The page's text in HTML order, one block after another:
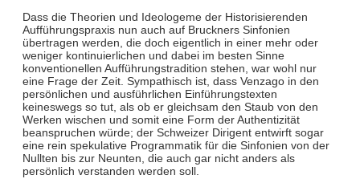
Dass die Theorien und Ideologeme der Historisierenden
Aufführungspraxis nun auch auf Bruckners Sinfonien
übertragen werden, die doch eigentlich in einer mehr oder
weniger kontinuierlichen und dabei im besten Sinne
konventionellen Aufführungstradition stehen, war wohl nur
eine Frage der Zeit. Sympathisch ist, dass Venzago in den
persönlichen und ausführlichen Einführungstexten
keineswegs so tut, als ob er gleichsam den Staub von den
Werken wischen und somit eine Form der Authentizität
beanspruchen würde; der Schweizer Dirigent entwirft sogar
eine rein spekulative Programmatik für die Sinfonien von der
Nullten bis zur Neunten, die auch gar nicht anders als
persönlich verstanden werden soll.